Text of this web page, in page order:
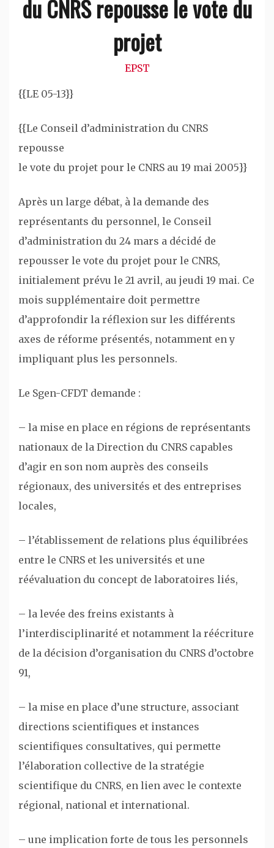
du CNRS repousse le vote du
projet
EPST
{{LE 05-13}}
{{Le Conseil d’administration du CNRS
repousse
le vote du projet pour le CNRS au 19 mai 2005}}
Après un large débat, à la demande des
représentants du personnel, le Conseil
d’administration du 24 mars a décidé de
repousser le vote du projet pour le CNRS,
initialement prévu le 21 avril, au jeudi 19 mai. Ce
mois supplémentaire doit permettre
d’approfondir la réflexion sur les différents
axes de réforme présentés, notamment en y
impliquant plus les personnels.
Le Sgen-CFDT demande :
– la mise en place en régions de représentants
nationaux de la Direction du CNRS capables
d’agir en son nom auprès des conseils
régionaux, des universités et des entreprises
locales,
– l’établissement de relations plus équilibrées
entre le CNRS et les universités et une
réévaluation du concept de laboratoires liés,
– la levée des freins existants à
l’interdisciplinarité et notamment la réécriture
de la décision d’organisation du CNRS d’octobre
91,
– la mise en place d’une structure, associant
directions scientifiques et instances
scientifiques consultatives, qui permette
l’élaboration collective de la stratégie
scientifique du CNRS, en lien avec le contexte
régional, national et international.
– une implication forte de tous les personnels